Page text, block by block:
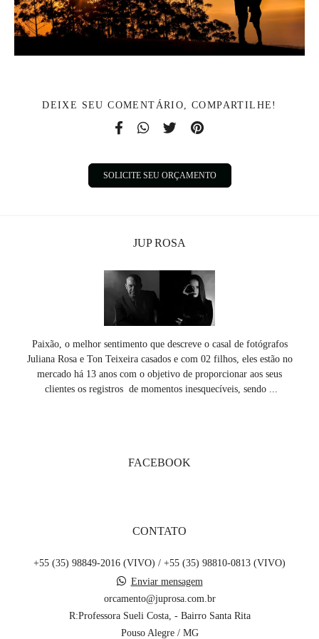
DEIXE SEU COMENTÁRIO, COMPARTILHE!
SOLICITE SEU ORÇAMENTO
JUP ROSA
Paixão, o melhor sentimento que descreve o casal de fotógrafos
Juliana Rosa e Ton Teixeira casados e com 02 filhos, eles estão no
mercado há 13 anos com o objetivo de proporcionar aos seus
clientes os registros de momentos inesquecíveis, sendo ...
FACEBOOK
CONTATO
+55 (35) 98849-2016 (VIVO) / +55 (35) 98810-0813 (VIVO)
Enviar mensagem
orcamento@juprosa.com.br
R:Professora Sueli Costa, - Bairro Santa Rita
Pouso Alegre / MG